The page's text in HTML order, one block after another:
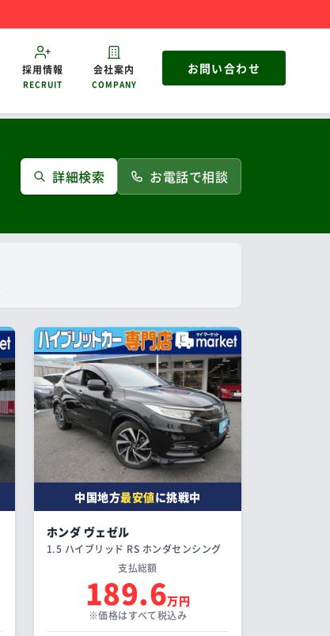
採用情報
RECRUIT
会社案内
COMPANY
お問い合わせ
詳細検索 お電話で相談
中国地方最安値に挑戦中
ホンダ ヴェゼル
1.5 ハイブリッド RS ホンダセンシング
支払総額
189.6万円
※価格はすべて税込み